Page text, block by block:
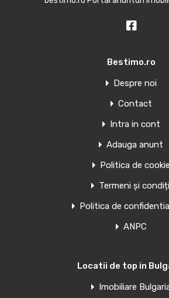
Bestimo.ro
Despre noi
Contact
Intra in cont
Adauga anunt
Politica de cookie
Termeni și
Politica de
ANPC
Locatii de top in
Imobiliare